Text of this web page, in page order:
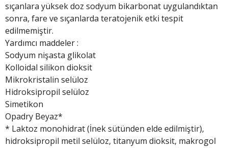
sıçanlara yüksek doz sodyum bikarbonat uygulandıktan
sonra, fare ve sıçanlarda teratojenik etki tespit
edilmemiştir.
Yardımcı maddeler :
Sodyum nişasta glikolat
Kolloidal silikon dioksit
Mikrokristalin selüloz
Hidroksipropil selüloz
Simetikon
Opadry Beyaz*
* Laktoz monohidrat (İnek sütünden elde edilmiştir),
hidroksipropil metil selüloz, titanyum dioksit, makrogol